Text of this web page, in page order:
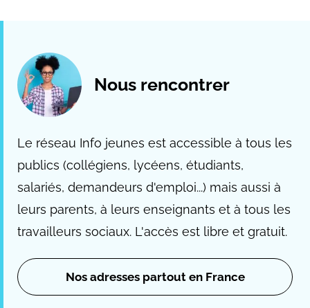
Nous rencontrer
Le réseau Info jeunes est accessible à tous les
publics (collégiens, lycéens, étudiants,
salariés, demandeurs d'emploi...) mais aussi à
leurs parents, à leurs enseignants et à tous les
travailleurs sociaux. L'accès est libre et gratuit.
Nos adresses partout en France